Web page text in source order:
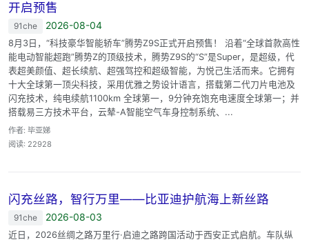
开启预售
91che 2026-08-04
8月3日，“科技豪华智能轿车”腾势Z9S正式开启预售！ 沿着“全球首款高性
能电动智能超跑”腾势Z的顶级技术，腾势Z9S的“S”是Super，是超级，代
表超美颜值、超长续航、超强驾控和超级智能，为悦己生活而来。它拥有
十大全球第一顶尖科技，采用优雅之势设计语言，搭载第二代刀片电池及
闪充技术，纯电续航1100km 全球第一，9分钟充饱充电速度全球第一；并
搭载易三方技术平台，云辇-A智能空气车身控制系统、...
作者: 毕亚娣
阅读: 22928
闪充丝路，智行万里——比亚迪护航海上新丝路
91che 2026-08-03
近日，2026丝绸之路万里行·启迪之路跨国活动于西安正式启航。车队纵